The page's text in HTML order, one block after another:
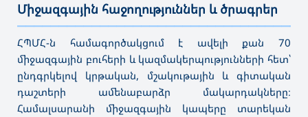
Միջազգային հաջողություններ և ծրագրեր
ՀՊՄՀ-ն համագործակցում է ավելի քան 70
միջազգային բուհերի և կազմակերպությունների հետ՝
ընդգրկելով կրթական, մշակութային և գիտական
դաշտերի ամենաբարձր մակարդակները։
Համալսարանի միջազգային կապերը տարեկան